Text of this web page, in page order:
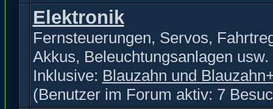
Elektronik
Fernsteuerungen, Servos,
Akkus, Beleuchtungsanlagen usw.
Inklusive: Blauzahn und
(Benutzer im Forum aktiv: 7